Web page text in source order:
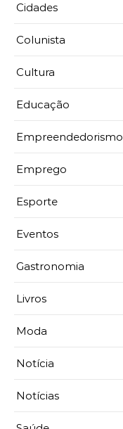
Cidades
Colunista
Cultura
Educação
Empreendedorismo
Emprego
Esporte
Eventos
Gastronomia
Livros
Moda
Notícia
Notícias